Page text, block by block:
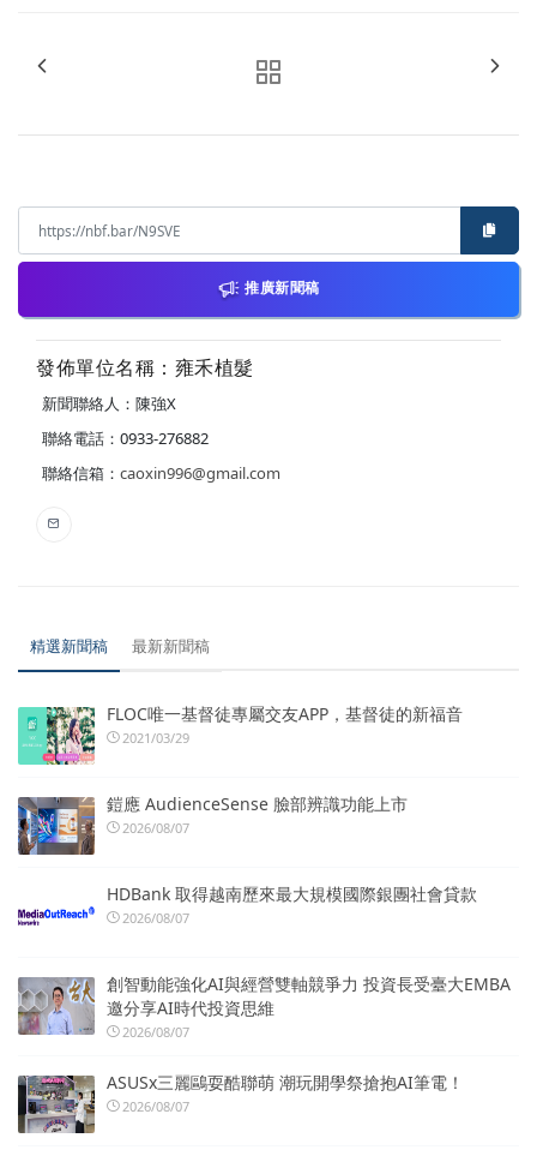
推廣新聞稿
發佈單位名稱：雍禾植髮
新聞聯絡人：陳強X
聯絡電話：0933-276882
聯絡信箱： caoxin996@gmail.com
精選新聞稿 最新新聞稿
FLOC唯一基督徒專屬交友APP，基督徒的新福音
2021/03/29
鎧應 AudienceSense 臉部辨識功能上市
2026/08/07
HDBank 取得越南歷來最大規模國際銀團社會貸款
2026/08/07
創智動能強化AI與經營雙軸競爭力 投資長受臺大EMBA
邀分享AI時代投資思維
2026/08/07
ASUSx三麗鷗耍酷聯萌 潮玩開學祭搶抱AI筆電！
2026/08/07